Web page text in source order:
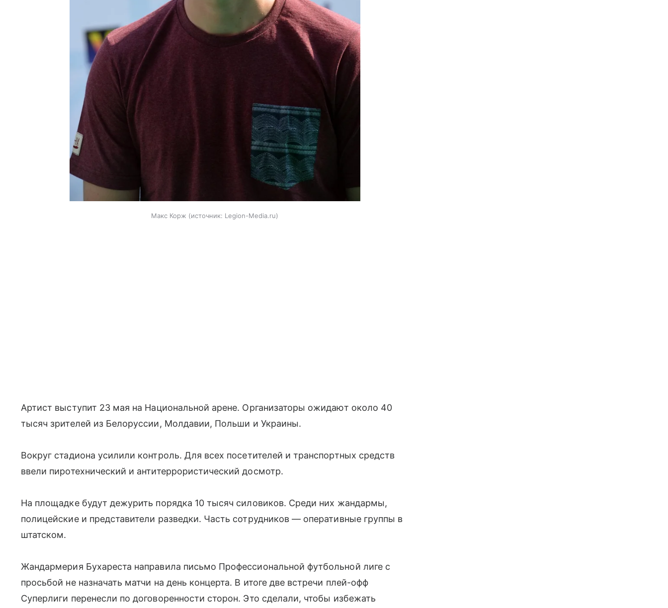
Макс Корж источник: Legion-Media.ru
Артист выступит 23 мая на Национальной арене. Организаторы ожидают около 40
тысяч зрителей из Белоруссии, Молдавии, Польши и Украины.
Вокруг стадиона усилили контроль. Для всех посетителей и транспортных средств
ввели пиротехнический и антитеррористический досмотр.
На площадке будут дежурить порядка 10 тысяч силовиков. Среди них жандармы,
полицейские и представители разведки. Часть сотрудников — оперативные группы в
штатском.
Жандармерия Бухареста направила письмо Профессиональной футбольной лиге с
просьбой не назначать матчи на день концерта. В итоге две встречи плей-офф
Суперлиги перенесли по договоренности сторон. Это сделали, чтобы избежать